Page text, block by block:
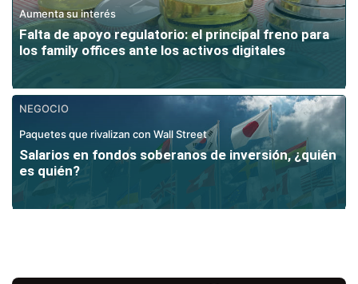
Aumenta su interés
Falta de apoyo regulatorio: el principal freno para
los family offices ante los activos digitales
NEGOCIO
Paquetes que rivalizan con Wall Street
Salarios en fondos soberanos de inversión, ¿quién
es quién?